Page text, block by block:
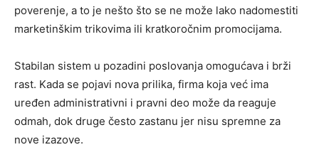
poverenje, a to je nešto što se ne može lako nadomestiti
marketinškim trikovima ili kratkoročnim promocijama.
Stabilan sistem u pozadini poslovanja omogućava i brži
rast. Kada se pojavi nova prilika, firma koja već ima
uređen administrativni i pravni deo može da reaguje
odmah, dok druge često zastanu jer nisu spremne za
nove izazove.